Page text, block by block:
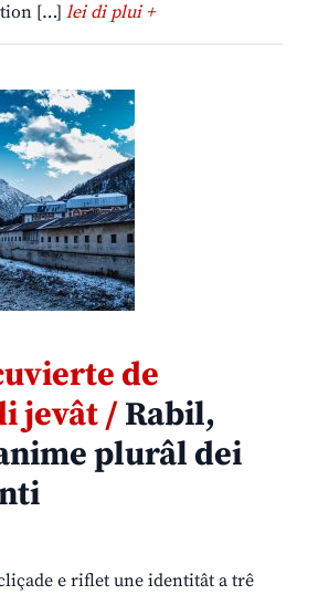
[…] lei di plui +
de
jevât /Rabil,
plurâl dei
e riflet une identitât a trê